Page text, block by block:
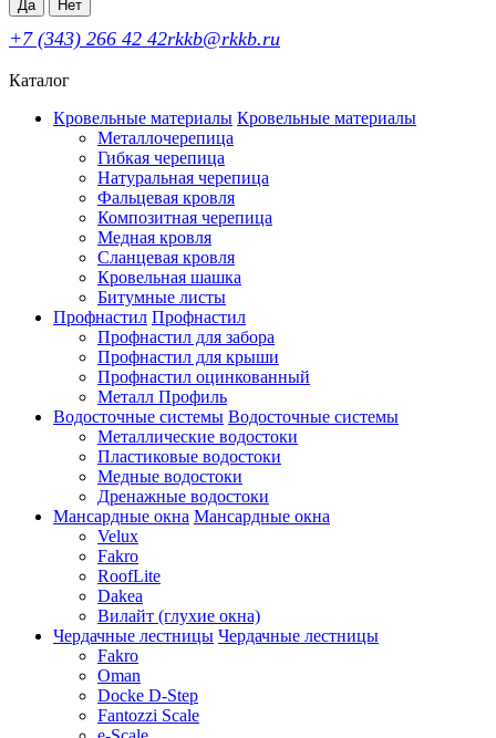
Да Нет
+7 (343) 266 42 42rkkb@rkkb.ru
Каталог
Кровельные материалы Кровельные материалы
Металлочерепица
Гибкая черепица
Натуральная черепица
Фальцевая кровля
Композитная черепица
Медная кровля
Сланцевая кровля
Кровельная шашка
Битумные листы
Профнастил Профнастил
Профнастил для забора
Профнастил для крыши
Профнастил оцинкованный
Металл Профиль
Водосточные системы Водосточные системы
Металлические водостоки
Пластиковые водостоки
Медные водостоки
Дренажные водостоки
Мансардные окна Мансардные окна
Velux
Fakro
RoofLite
Dakea
Вилайт (глухие окна)
Чердачные лестницы Чердачные лестницы
Fakro
Oman
Docke D-Step
Fantozzi Scale